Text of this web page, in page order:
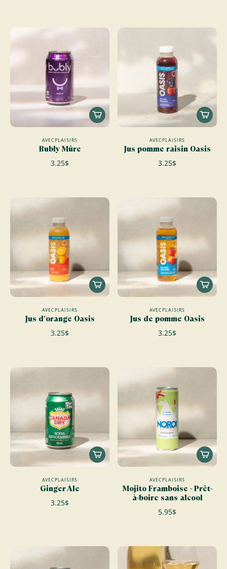
AVECPLAISIRS
Bubly Mûre
3.25$
AVECPLAISIRS
Jus pomme raisin Oasis
3.25$
AVECPLAISIRS
Jus d'orange Oasis
3.25$
AVECPLAISIRS
Jus de pomme Oasis
3.25$
AVECPLAISIRS
Ginger Ale
3.25$
AVECPLAISIRS
Mojito Framboise - Prêt-
à-boire sans alcool
5.95$